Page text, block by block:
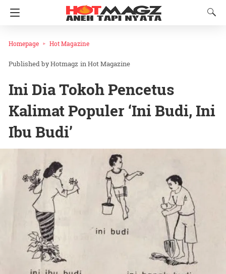
Homepage Hot Magazine
Hotmagz inHot Magazine
Ini Dia Tokoh Pencetus
Kalimat Populer ‘Ini Budi, Ini
Ibu Budi’